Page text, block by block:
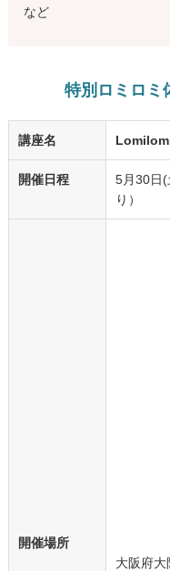
など
特別ロミロミ
講座名
開催日程
5月30日
り）
開催場所
大阪府大